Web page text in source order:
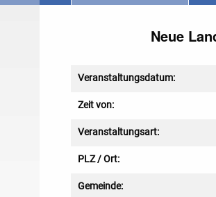
Neue
Veranstaltungsdatum:
Zeit von:
Veranstaltungsart:
PLZ / Ort:
Gemeinde: